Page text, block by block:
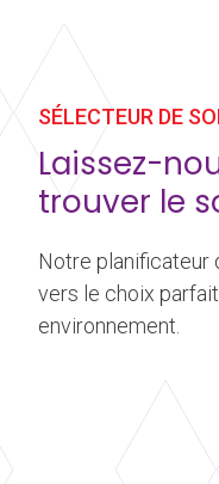
SÉLECTEUR DE
Laissez-
trouver le
Notre planificateur
vers le choix
environnement.